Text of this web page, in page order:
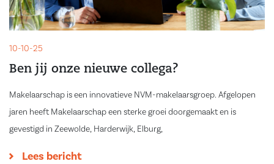
10-10-25
Ben jij onze nieuwe collega?
Makelaarschap is een innovatieve NVM-makelaarsgroep. Afgelopen
jaren heeft Makelaarschap een sterke groei doorgemaakt en is
gevestigd in Zeewolde, Harderwijk, Elburg,
Lees bericht